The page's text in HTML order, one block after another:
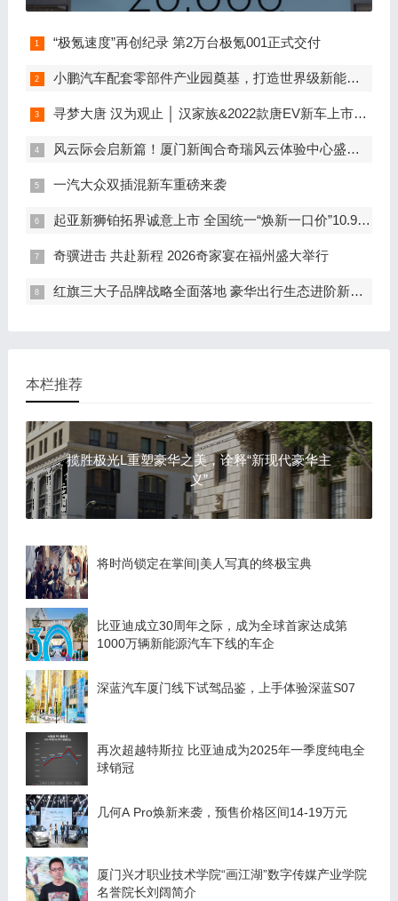
“极氪速度”再创纪录 第2万台极氪001正式交付
小鹏汽车配套零部件产业园奠基，打造世界级新能源智能汽车集群
寻梦大唐 汉为观止 │ 汉家族&2022款唐EV新车上市发布会，敬请期待！
风云际会启新篇！厦门新闽合奇瑞风云体验中心盛大开业
一汽大众双插混新车重磅来袭
起亚新狮铂拓界诚意上市 全国统一“焕新一口价”10.99万元起
奇骥进击 共赴新程 2026奇家宴在福州盛大举行
红旗三大子品牌战略全面落地 豪华出行生态进阶新篇章
本栏推荐
揽胜极光L重塑豪华之美，诠释“新现代豪华主
义”
将时尚锁定在掌间|美人写真的终极宝典
比亚迪成立30周年之际，成为全球首家达成第
1000万辆新能源汽车下线的车企
深蓝汽车厦门线下试驾品鉴，上手体验深蓝S07
再次超越特斯拉 比亚迪成为2025年一季度纯电全
球销冠
几何A Pro焕新来袭，预售价格区间14-19万元
厦门兴才职业技术学院“画江湖”数字传媒产业学院
名誉院长刘阔简介